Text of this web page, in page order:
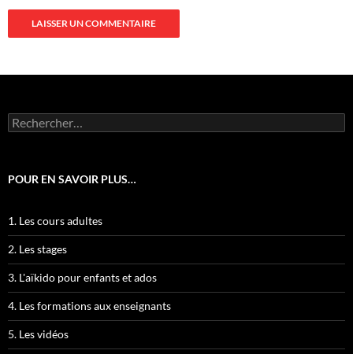
Rechercher :
POUR EN SAVOIR PLUS…
1. Les cours adultes
2. Les stages
3. L'aïkido pour enfants et ados
4. Les formations aux enseignants
5. Les vidéos